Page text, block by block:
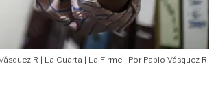
R | La Cuarta | La Firme Pablo Vásquez R.